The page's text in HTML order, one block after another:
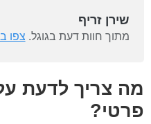
שירן זריף
מתוך חוות דעת בגוגל. צפו
מה צריך לדעת
פרטי?